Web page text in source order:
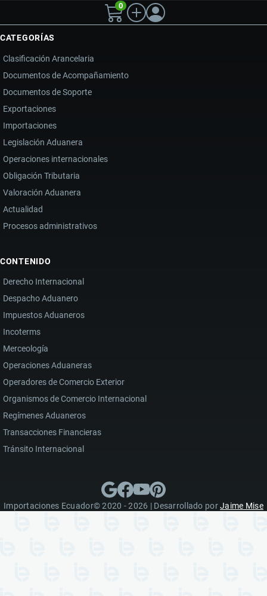
0
CATEGORÍAS
Clasificación Arancelaria
Documentos de Acompañamiento
Documentos de Soporte
Exportaciones
Importaciones
Legislación Aduanera
Operaciones internacionales
Obligación Tributaria
Valoración Aduanera
Actualidad
Procesos administrativos
CONTENIDO
Derecho Internacional
Despacho Aduanero
Impuestos Aduaneros
Incoterms
Merceología
Operaciones Aduaneras
Operadores de Comercio Exterior
Organismos de Comercio Internacional
Regímenes Aduaneros
Transacciones Financieras
Tránsito Internacional
Importaciones Ecuador© 2020 - 2026 | Desarrollado porJaime Mise